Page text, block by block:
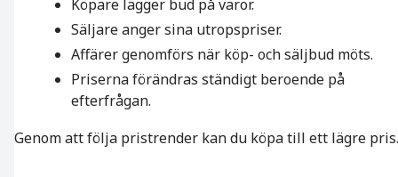
Köpare lägger bud på varor.
Säljare anger sina utropspriser.
Affärer genomförs när köp- och säljbud möts.
Priserna förändras ständigt beroende på
efterfrågan.
Genom att följa pristrender kan du köpa till ett lägre pris.